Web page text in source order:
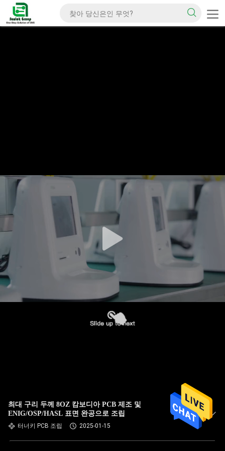
최대 구리 두께 8OZ 캄보디아 PCB 제조 및
ENIG/OSP/HASL 표면 완공으로 조립
터너키 PCB 조립 2025-01-15